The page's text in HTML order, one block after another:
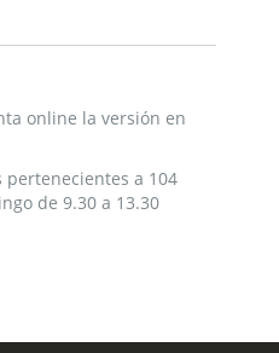
online la versión en
a 104
de 9.30 a 13.30